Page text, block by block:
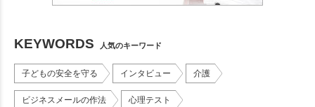
KEYWORDS 人気のキーワード
子どもの安全を守る インタビュー 介護
ビジネスメールの作法 心理テスト